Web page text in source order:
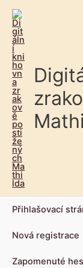
Přihlašovací
Nová registrace
Zapomenuté